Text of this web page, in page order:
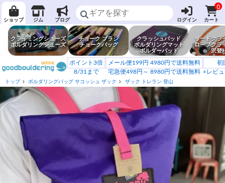
ショップ ジム ブログ ログイン
0
カート
クライミングシューズ
ボルダリングシューズ
チョーク ブラシ
チョークバッグ
クラッシュパッド
ボルダリングマット
ボルダーパッド
リードクラ
ロープクラ
沢登
ポイント3倍
8/31まで
メール便199円 4980円で送料無料
宅急便498円～ 8980円で送料無料
初
+レビ
トップ ボルダリングバッグ サコッシュ ザック ザック トレラン 登山